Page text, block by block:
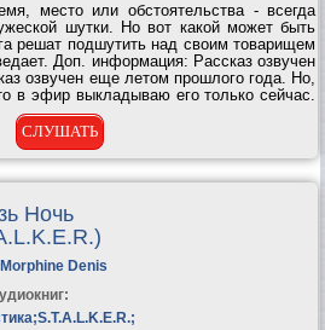
место или обстоятельства - всегда
шутки. Но вот какой может быть
решат подшутить над своим товарищем
Доп. информация: Рассказ озвучен
озвучен еще летом прошлого года. Но,
в эфир выкладываю его только сейчас.
обстоятельства...
СЛУШАТЬ
Ночь
Morphine Denis
;S.T.A.L.K.E.R.;